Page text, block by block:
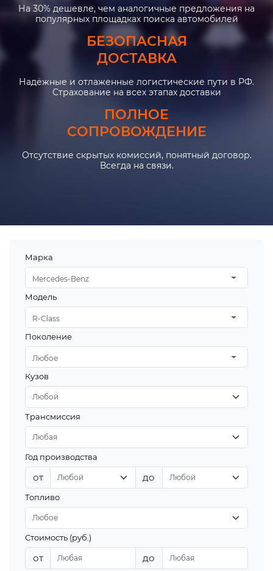
На 30% дешевле, чем аналогичные предложения на
популярных площадках поиска автомобилей
БЕЗОПАСНАЯ
ДОСТАВКА
Надёжные и отлаженные логистические пути в РФ.
Страхование на всех этапах доставки
ПОЛНОЕ
СОПРОВОЖДЕНИЕ
Отсутствие скрытых комиссий, понятный договор.
Всегда на связи.
Марка
Mercedes-Benz
Модель
R-Class
Поколение
Любое
Кузов
Трансмиссия
Год производства
от до
Топливо
Стоимость (руб.)
от до